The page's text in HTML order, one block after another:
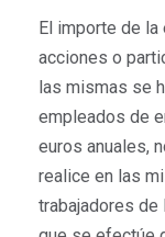
El importe de
acciones o
las mismas se
empleados de
euros anuales,
realice en las
trabajadores de